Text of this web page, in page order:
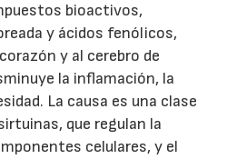
bioactivos,
y ácidos fenólicos,
y al cerebro de
la inflamación, la
La causa es una clase
que regulan la
celulares, y el